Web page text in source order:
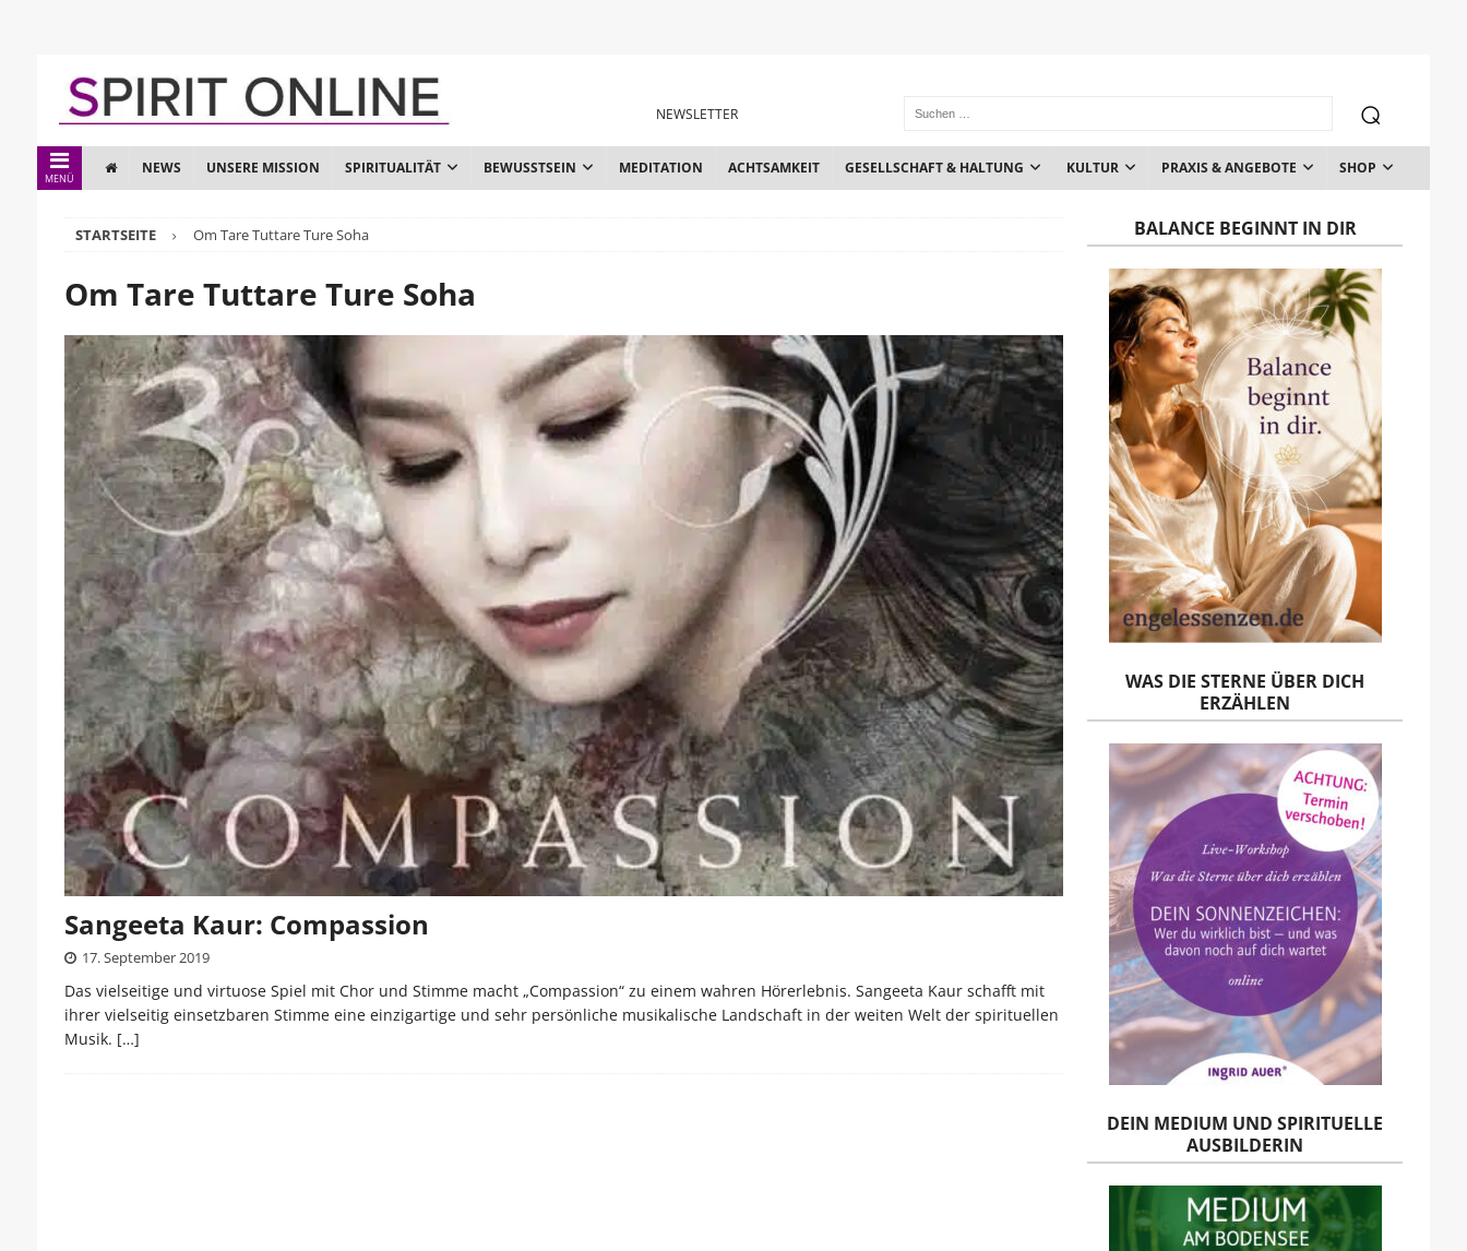
NEWSLETTER
MENÜ
NEWS UNSERE MISSION SPIRITUALITÄT BEWUSSTSEIN MEDITATION ACHTSAMKEIT GESELLSCHAFT & HALTUNG KULTUR PRAXIS & ANGEBOTE SHOP
STARTSEITE Om Tare Tuttare Ture Soha
Om Tare Tuttare Ture Soha
Sangeeta Kaur: Compassion
17. September 2019
Das vielseitige und virtuose Spiel mit Chor und Stimme macht „Compassion“ zu einem wahren Hörerlebnis. Sangeeta Kaur schafft mit
ihrer vielseitig einsetzbaren Stimme eine einzigartige und sehr persönliche musikalische Landschaft in der weiten Welt der spirituellen
Musik. […]
BALANCE BEGINNT IN DIR
WAS DIE STERNE ÜBER DICH
ERZÄHLEN
DEIN MEDIUM UND SPIRITUELLE
AUSBILDERIN